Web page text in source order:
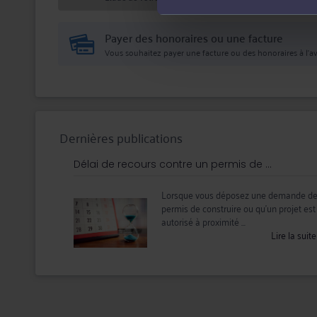
Payer des honoraires ou une facture
Vous souhaitez payer une facture ou des honoraires à
Dernières publications
Délai de recours contre un permis de ...
Lorsque vous déposez une demande de
permis de construire ou qu’un projet est
autorisé à proximité ...
Lire la suite